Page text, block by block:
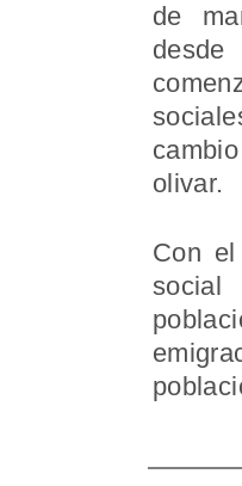
de
olivar.
Con
social